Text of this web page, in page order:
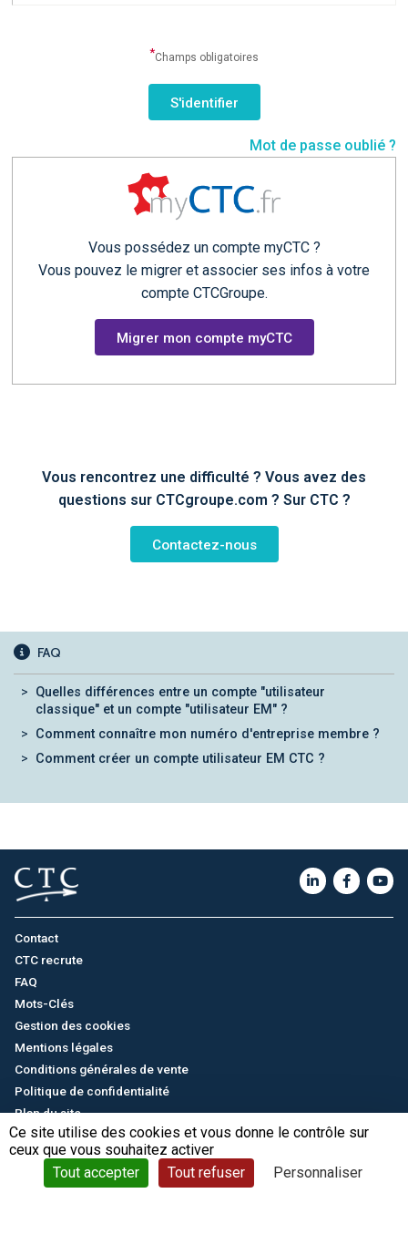
Ce site utilise des cookies et vous donne le contrôle sur
ceux que vous souhaitez activer
Tout accepter
Tout refuser Personnaliser
*Champs obligatoires
Mot de passe oublié ?
Vous possédez un compte myCTC ?
Vous pouvez le migrer et associer ses infos à votre
compte CTCGroupe.
Migrer mon compte myCTC
Vous rencontrez une difficulté ? Vous avez des
questions sur CTCgroupe.com ? Sur CTC ?
Contactez-nous
FAQ
Quelles différences entre un compte "utilisateur
classique" et un compte "utilisateur EM" ?
Comment connaître mon numéro d'entreprise membre ?
Comment créer un compte utilisateur EM CTC ?
Contact
CTC recrute
FAQ
Mots-Clés
Gestion des cookies
Mentions légales
Conditions générales de vente
Politique de confidentialité
Plan du site
© CTC - 2026
English/中文